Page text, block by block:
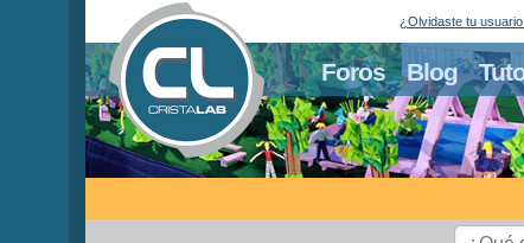
Foros Blog
¿Olvidaste tu